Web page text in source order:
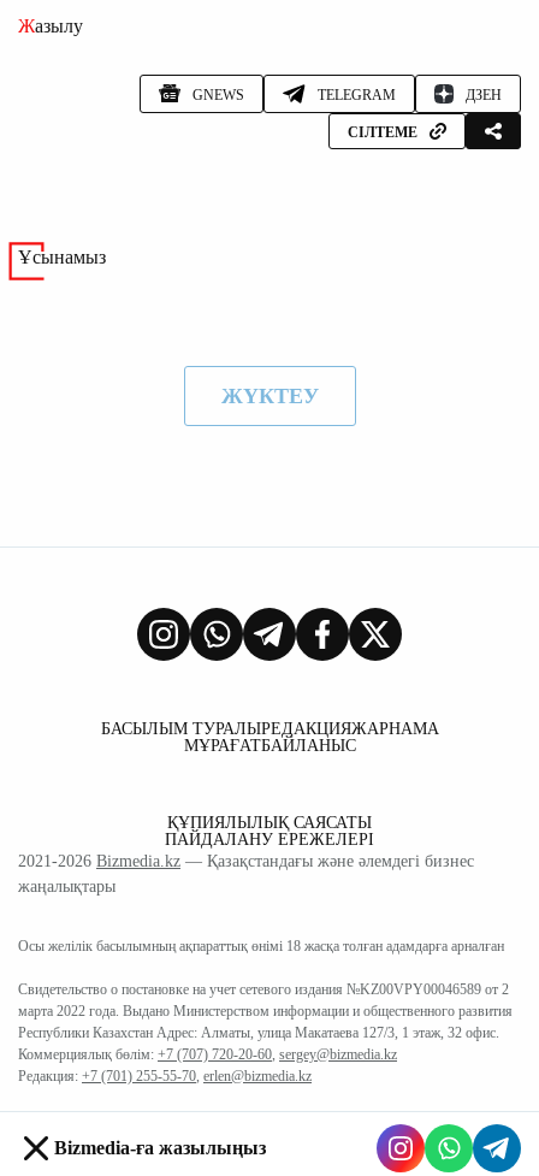
Жазылу
GNEWS TELEGRAM ДЗЕН
СІЛТЕМЕ
Ұсынамыз
ЖҮКТЕУ
БАСЫЛЫМ ТУРАЛЫРЕДАКЦИЯЖАРНАМА
МҰРАҒАТБАЙЛАНЫС
ҚҰПИЯЛЫЛЫҚ САЯСАТЫ
ПАЙДАЛАНУ ЕРЕЖЕЛЕРІ
2021-2026 Bizmedia.kz — Қазақстандағы және әлемдегі бизнес
жаңалықтары
Осы желілік басылымның ақпараттық өнімі 18 жасқа толған адамдарға арналған
Свидетельство о постановке на учет сетевого издания №KZ00VPY00046589 от 2
марта 2022 года. Выдано Министерством информации и общественного развития
Республики Казахстан Адрес: Алматы, улица Макатаева 127/3, 1 этаж, 32 офис.
Коммерциялық бөлім: +7 (707) 720-20-60 sergey@bizmedia.kz
Редакция: +7 (701) 255-55-70 erlen@bizmedia.kz
Bizmedia-ға жазылыңыз